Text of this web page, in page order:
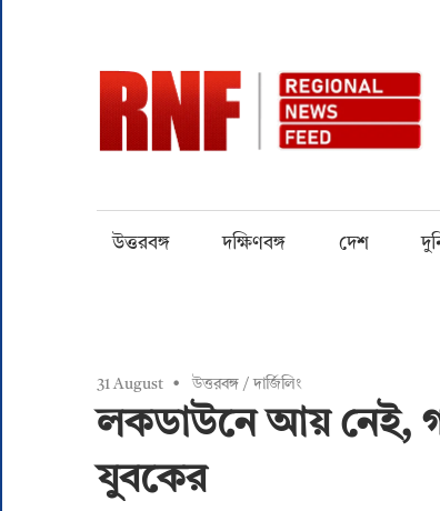
content
Quantity
উত্তরবঙ্গ দক্ষিণবঙ্গ দেশ
31 August উত্তরবঙ্গ /দার্জিলিং
লকডাউনে আয় নেই,
যুবকের